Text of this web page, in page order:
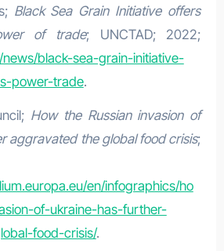
Black Sea Grain Initiative offers
of trade; UNCTAD; 2022;
black-sea-grain-initiative-
power-trade.
How the Russian invasion of
aggravated the global food crisis;
en/infographics/ho
of-ukraine-has-further-
food-crisis/.